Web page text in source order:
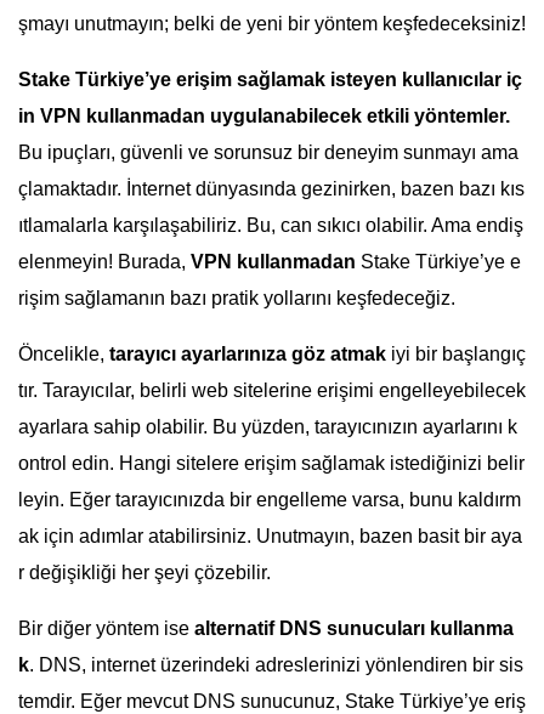
şmayı unutmayın; belki de yeni bir yöntem keşfedeceksiniz!
Stake Türkiye’ye erişim sağlamak isteyen kullanıcılar iç
in VPN kullanmadan uygulanabilecek etkili yöntemler.
Bu ipuçları, güvenli ve sorunsuz bir deneyim sunmayı ama
çlamaktadır. İnternet dünyasında gezinirken, bazen bazı kıs
ıtlamalarla karşılaşabiliriz. Bu, can sıkıcı olabilir. Ama endiş
elenmeyin! Burada, VPN kullanmadan Stake Türkiye’ye e
rişim sağlamanın bazı pratik yollarını keşfedeceğiz.
Öncelikle, tarayıcı ayarlarınıza göz atmak iyi bir başlangıç
tır. Tarayıcılar, belirli web sitelerine erişimi engelleyebilecek
ayarlara sahip olabilir. Bu yüzden, tarayıcınızın ayarlarını k
ontrol edin. Hangi sitelere erişim sağlamak istediğinizi belir
leyin. Eğer tarayıcınızda bir engelleme varsa, bunu kaldırm
ak için adımlar atabilirsiniz. Unutmayın, bazen basit bir aya
r değişikliği her şeyi çözebilir.
Bir diğer yöntem ise alternatif DNS sunucuları kullanma
k. DNS, internet üzerindeki adreslerinizi yönlendiren bir sis
temdir. Eğer mevcut DNS sunucunuz, Stake Türkiye’ye eriş